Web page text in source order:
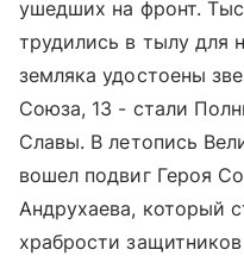
ушедших на фронт.
трудились в тылу для
земляка удостоены
Союза, 13 - стали
Славы. В летопись
вошел подвиг Героя
Андрухаева, который
храбрости